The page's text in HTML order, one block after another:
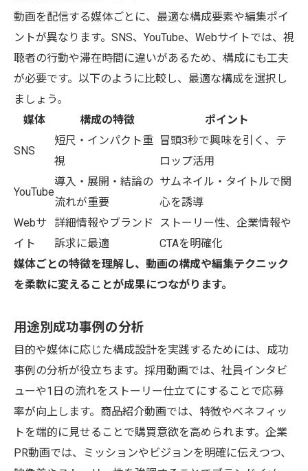
動画を配信する媒体ごとに、最適な構成要素や編集ポイ
ントが異なります。SNS、YouTube、Webサイトでは、視
聴者の行動や滞在時間に違いがあるため、構成にも工夫
が必要です。以下のように比較し、最適な構成を選択し
ましょう。
媒体
構成の特徴 ポイント
SNS
短尺・インパクト重
視
冒頭3秒で興味を引く、テ
ロップ活用
YouTube
導入・展開・結論の
流れが重要
サムネイル・タイトルで関
心を誘導
Webサ
イト
詳細情報やブランド
訴求に最適
ストーリー性、企業情報や
CTAを明確化
媒体ごとの特徴を理解し、動画の構成や編集テクニック
を柔軟に変えることが成果につながります。
用途別成功事例の分析
目的や媒体に応じた構成設計を実践するためには、成功
事例の分析が役立ちます。採用動画では、社員インタビ
ューや1日の流れをストーリー仕立てにすることで応募
率が向上します。商品紹介動画では、特徴やベネフィッ
トを端的に見せることで購買意欲を高められます。企業
PR動画では、ミッションやビジョンを明確に伝えつつ、